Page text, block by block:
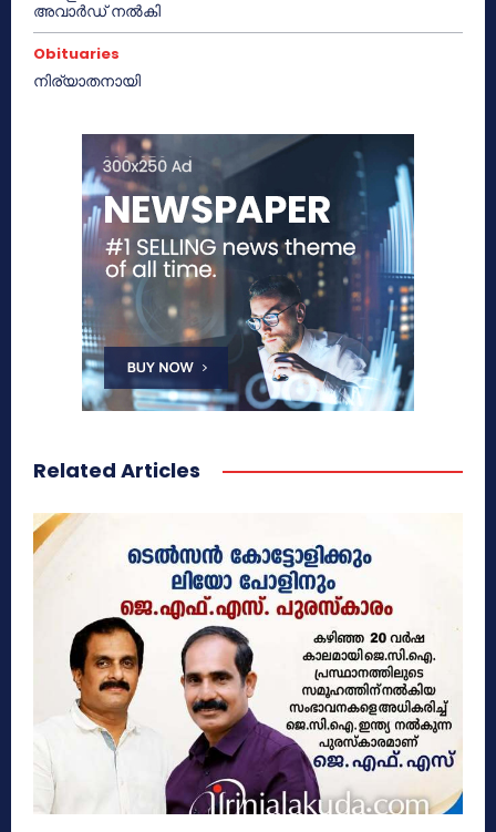
അവാർഡ് നൽകി
Obituaries
നിര്യാതനായി
Related Articles